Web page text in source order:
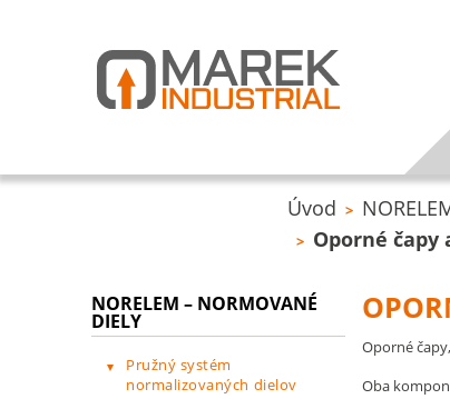
Úvod >
> Oporné čapy
NORELEM – NORMOVANÉ
DIELY
Pružný systém
normalizovaných dielov
Oporné
Oba